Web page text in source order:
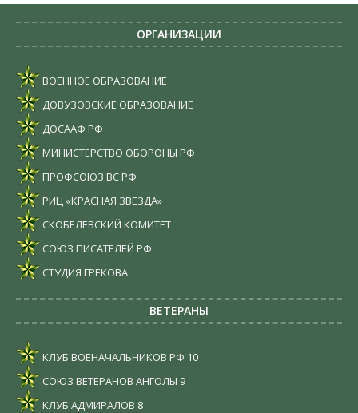
ОРГАНИЗАЦИИ
ВОЕННОЕ ОБРАЗОВАНИЕ
ДОВУЗОВСКИЕ ОБРАЗОВАНИЕ
ДОСААФ РФ
МИНИСТЕРСТВО ОБОРОНЫ РФ
ПРОФСОЮЗ ВС РФ
РИЦ «КРАСНАЯ ЗВЕЗДА»
СКОБЕЛЕВСКИЙ КОМИТЕТ
СОЮЗ ПИСАТЕЛЕЙ РФ
СТУДИЯ ГРЕКОВА
ВЕТЕРАНЫ
КЛУБ ВОЕНАЧАЛЬНИКОВ РФ 10
СОЮЗ ВЕТЕРАНОВ АНГОЛЫ 9
КЛУБ АДМИРАЛОВ 8